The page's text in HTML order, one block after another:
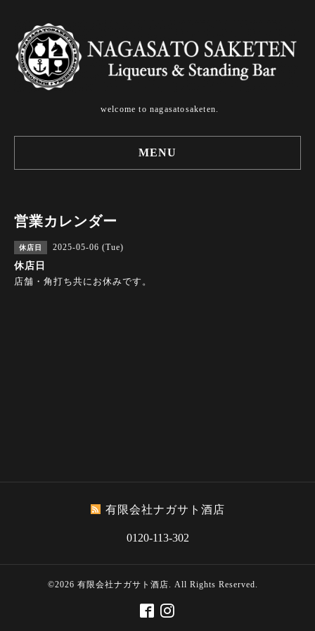
welcome to nagasatosaketen.
MENU
営業カレンダー
休店日 2025-05-06 (Tue)
休店日
店舗・角打ち共にお休みです。
有限会社ナガサト酒店
0120-113-302
©2026 有限会社ナガサト酒店. All Rights Reserved.